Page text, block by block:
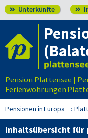
 Unterkünfte 
Pension Plattensee |
Ferienwohnungen
Pensionen in Europa
Inhaltsübersicht für